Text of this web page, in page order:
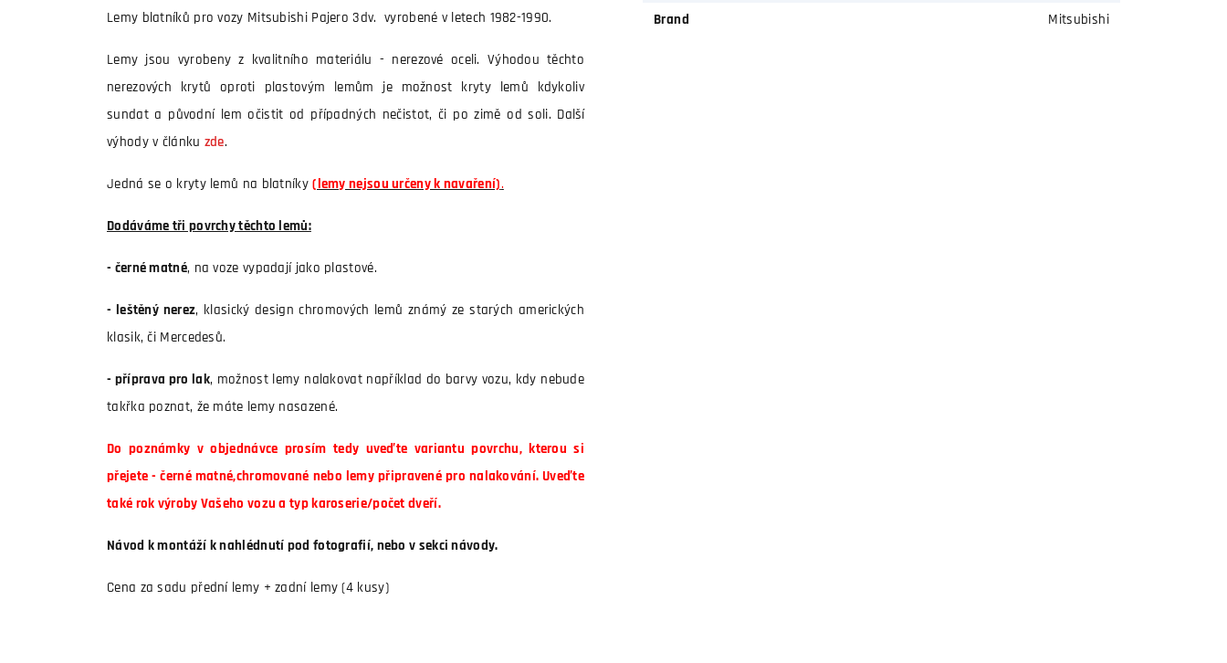
Lemy blatníků pro vozy Mitsubishi Pajero 3dv. vyrobené v letech 1982-1990.
Lemy jsou vyrobeny z kvalitního materiálu - nerezové oceli. Výhodou těchto
nerezových krytů oproti plastovým lemům je možnost kryty lemů kdykoliv
sundat a původní lem očistit od případných nečistot, či po zimě od soli. Další
výhody v článku zde.
Jedná se o kryty lemů na blatníky(lemy nejsou určeny k navaření).
Dodáváme tři povrchy těchto lemů:
- černé matné, na voze vypadají jako plastové.
- leštěný nerez, klasický design chromových lemů známý ze starých amerických
klasik, či Mercedesů.
- příprava pro lak, možnost lemy nalakovat například do barvy vozu, kdy nebude
takřka poznat, že máte lemy nasazené.
Do poznámky v objednávce prosím tedy uveďte variantu povrchu, kterou si
přejete - černé matné,chromované nebo lemy připravené pro nalakování. Uveďte
také rok výroby Vašeho vozu a typ karoserie/počet dveří.
Návod k montáží k nahlédnutí pod fotografií, nebo v sekci návody.
Cena za sadu přední lemy + zadní lemy (4 kusy)
Brand Mitsubishi